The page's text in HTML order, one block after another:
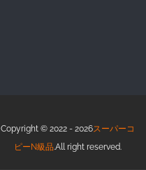
Copyright © 2022 - 2026スーパーコ
ピーN級品.All right reserved.